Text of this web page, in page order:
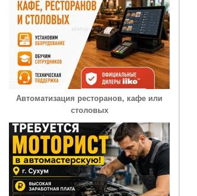
Автоматизация ресторанов, кафе или
столовых